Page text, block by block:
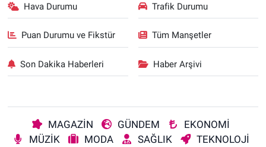
Hava Durumu Trafik Durumu
Puan Durumu ve Fikstür Tüm Manşetler
Son Dakika Haberleri Haber Arşivi
MAGAZİN GÜNDEM
EKONOMİ
MÜZİK
MODA SAĞLIK TEKNOLOJİ